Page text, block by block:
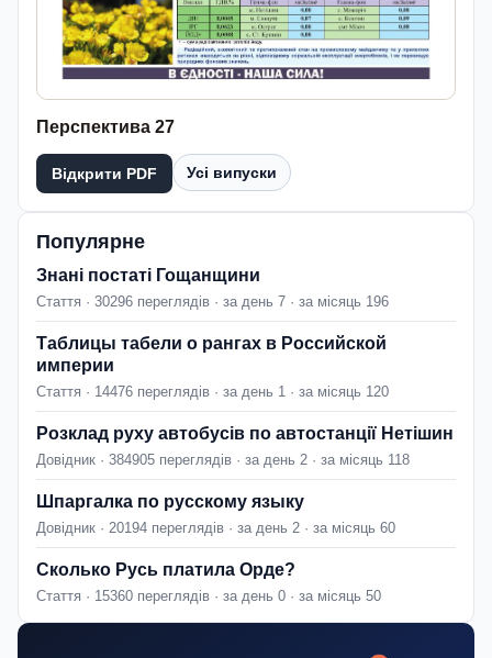
Перспектива 27
Відкрити PDF Усі випуски
Популярне
Знані постаті Гощанщини
Стаття · 30296 переглядів · за день 7 · за місяць 196
Таблицы табели о рангах в Российской
империи
Стаття · 14476 переглядів · за день 1 · за місяць 120
Розклад руху автобусів по автостанції Нетішин
Довідник · 384905 переглядів · за день 2 · за місяць 118
Шпаргалка по русскому языку
Довідник · 20194 переглядів · за день 2 · за місяць 60
Сколько Русь платила Орде?
Стаття · 15360 переглядів · за день 0 · за місяць 50